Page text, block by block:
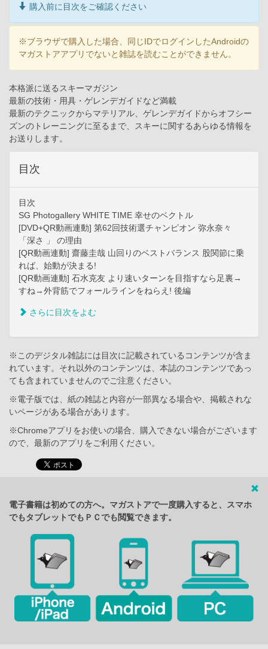
購入前に目次をご確認ください
※ブラウザで購入した場合、同じIDでログインしたAndroidの
マガストアアプリでないと雑誌を読むことができません。
本格派に送るスキーマガジン
最新の技術・用具・ゲレンデガイドなど満載
最新のテクニックからマテリアル、ゲレンデガイドからオフシー
ズンのトレーニングに至るまで、スキーに関するあらゆる情報を
お送りします。
目次
目次
SG Photogallery WHITE TIME 幸せのベクトル
[DVD+QR動画連動] 第62回技術選チャンピオン 弥永奈々
「深さ 」 の理由
[QR動画連動] 齋藤圭哉 山回りのベストバランス 股関節に乗
れば、始動が決まる!
[QR動画連動] 石水克友 より速いターンを目指すなら足裏→
すね→外背筋でフォールラインをねらえ! 後編
さらに目次をよむ
※このデジタル雑誌には目次に記載されているコンテンツが含ま
れています。それ以外のコンテンツは、本誌のコンテンツであっ
ても含まれていませんのでご注意ください。
※電子版では、紙の雑誌と内容が一部異なる場合や、掲載されな
いページがある場合があります。
※Chromeアプリをお使いの場合、購入できない場合がございます
ので、最新のアプリをご利用ください。
電子書籍は初めての方へ。マガストアで一度購入すると、スマホ
でもタブレットでもＰＣでも閲覧できます。